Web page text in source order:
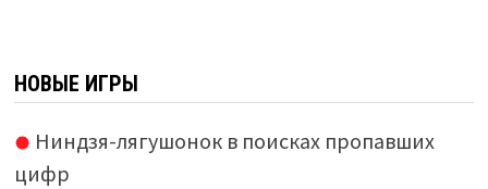
НОВЫЕ ИГРЫ
Ниндзя-лягушонок в поисках пропавших
цифр